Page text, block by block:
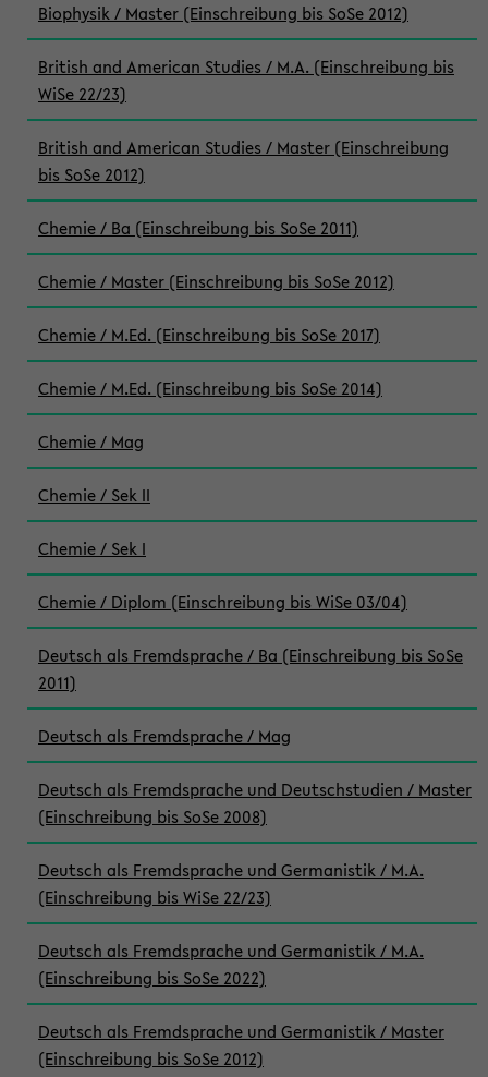
Biophysik / Master (Einschreibung bis SoSe 2012)
British and American Studies / M.A. (Einschreibung bis
WiSe 22/23)
British and American Studies / Master (Einschreibung
bis SoSe 2012)
Chemie / Ba (Einschreibung bis SoSe 2011)
Chemie / Master (Einschreibung bis SoSe 2012)
Chemie / M.Ed. (Einschreibung bis SoSe 2017)
Chemie / M.Ed. (Einschreibung bis SoSe 2014)
Chemie / Mag
Chemie / Sek II
Chemie / Sek I
Chemie / Diplom (Einschreibung bis WiSe 03/04)
Deutsch als Fremdsprache / Ba (Einschreibung bis SoSe
2011)
Deutsch als Fremdsprache / Mag
Deutsch als Fremdsprache und Deutschstudien / Master
(Einschreibung bis SoSe 2008)
Deutsch als Fremdsprache und Germanistik / M.A.
(Einschreibung bis WiSe 22/23)
Deutsch als Fremdsprache und Germanistik / M.A.
(Einschreibung bis SoSe 2022)
Deutsch als Fremdsprache und Germanistik / Master
(Einschreibung bis SoSe 2012)